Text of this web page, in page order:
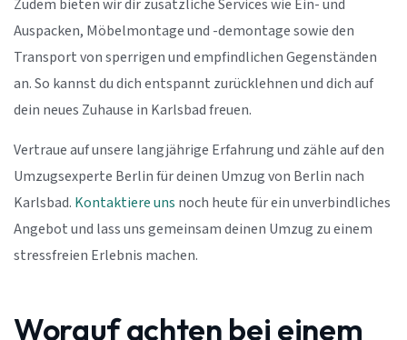
Zudem bieten wir dir zusätzliche Services wie Ein- und
Auspacken, Möbelmontage und -demontage sowie den
Transport von sperrigen und empfindlichen Gegenständen
an. So kannst du dich entspannt zurücklehnen und dich auf
dein neues Zuhause in Karlsbad freuen.
Vertraue auf unsere langjährige Erfahrung und zähle auf den
Umzugsexperte Berlin für deinen Umzug von Berlin nach
Karlsbad. Kontaktiere uns noch heute für ein unverbindliches
Angebot und lass uns gemeinsam deinen Umzug zu einem
stressfreien Erlebnis machen.
Worauf achten bei einem